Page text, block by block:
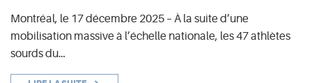
Montréal, le 17 décembre 2025 – À la suite d’une
mobilisation massive à l’échelle nationale, les 47 athlètes
sourds du…